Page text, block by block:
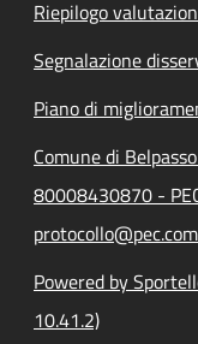
Riepilogo
Segnalazione
Piano di
Comune di
80008430870 -
Powered by
10.41.2)